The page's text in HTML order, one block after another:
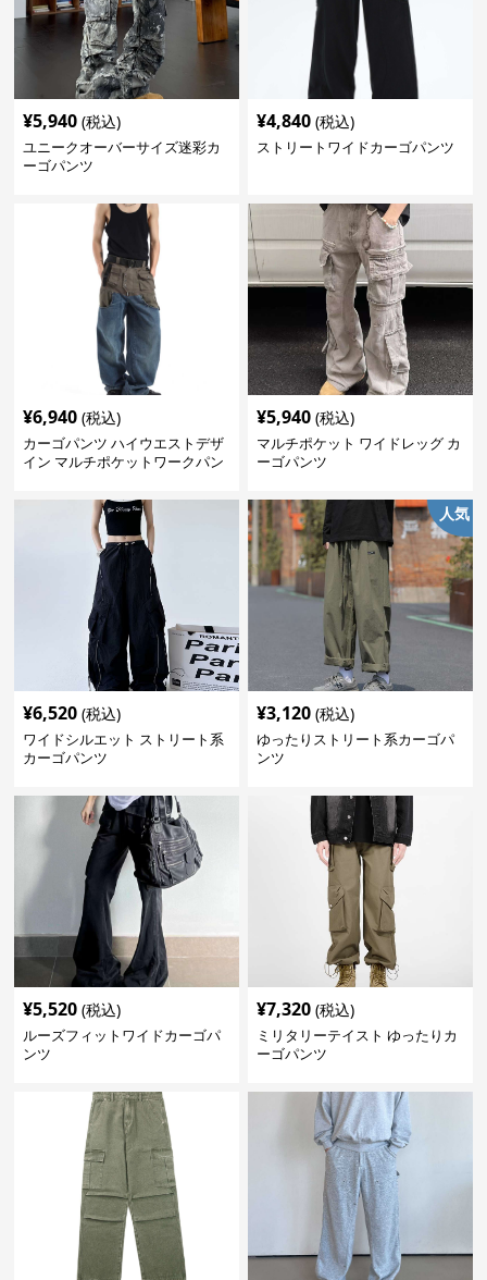
¥5,940 (税込)
ユニークオーバーサイズ迷彩カ
ーゴパンツ
¥4,840 (税込)
ストリートワイドカーゴパンツ
¥6,940 (税込)
カーゴパンツ ハイウエストデザ
イン マルチポケットワークパン
¥5,940 (税込)
マルチポケット ワイドレッグ カ
ーゴパンツ
¥6,520 (税込)
ワイドシルエット ストリート系
カーゴパンツ
人気
¥3,120 (税込)
ゆったりストリート系カーゴパ
ンツ
¥5,520 (税込)
ルーズフィットワイドカーゴパ
ンツ
¥7,320 (税込)
ミリタリーテイスト ゆったりカ
ーゴパンツ